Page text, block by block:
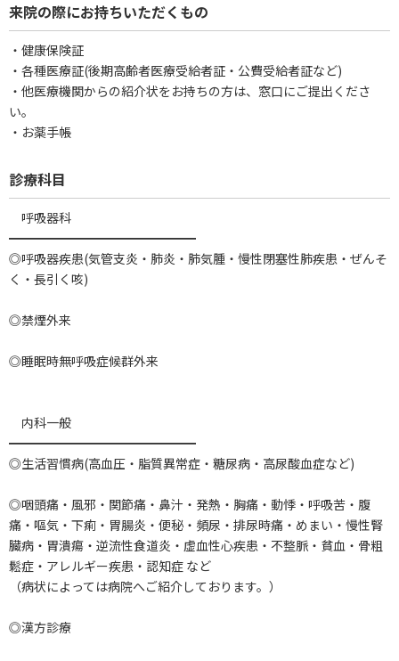
来院の際にお持ちいただくもの
・健康保険証
・各種医療証(後期高齢者医療受給者証・公費受給者証など)
・他医療機関からの紹介状をお持ちの方は、窓口にご提出くださ
い。
・お薬手帳
診療科目
呼吸器科
━━━━━━━━━━━━━━━
◎呼吸器疾患(気管支炎・肺炎・肺気腫・慢性閉塞性肺疾患・ぜんそ
く・長引く咳)
◎禁煙外来
◎睡眠時無呼吸症候群外来
内科一般
━━━━━━━━━━━━━━━
◎生活習慣病(高血圧・脂質異常症・糖尿病・高尿酸血症など)
◎咽頭痛・風邪・関節痛・鼻汁・発熱・胸痛・動悸・呼吸苦・腹
痛・嘔気・下痢・胃腸炎・便秘・頻尿・排尿時痛・めまい・慢性腎
臓病・胃潰瘍・逆流性食道炎・虚血性心疾患・不整脈・貧血・骨粗
鬆症・アレルギー疾患・認知症 など
（病状によっては病院へご紹介しております。）
◎漢方診療